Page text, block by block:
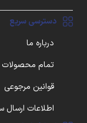
دسترسی سریع
درباره ما
تمام محصولات
قوانین مرجوعی
اطلاعات ارسال